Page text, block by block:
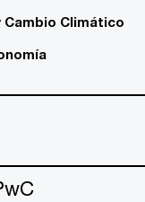
Climático